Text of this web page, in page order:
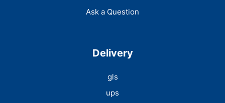
Ask a Question
Delivery
gls
ups